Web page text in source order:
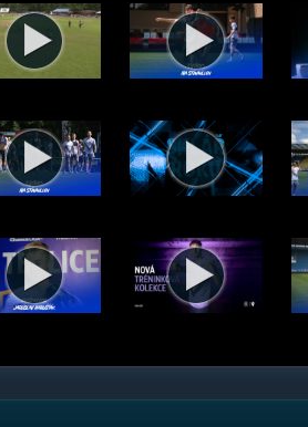
Týden na Stínadlech 28/26 (6.8.2026)